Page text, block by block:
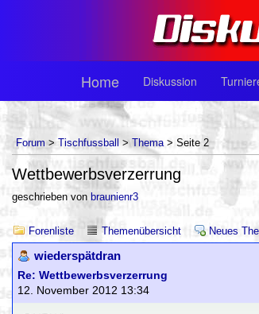
Home Diskussion
Forum > Tischfussball > Thema> Seite 2
Wettbewerbsverzerrung
geschrieben von braunienr3
Forenliste Themenübersicht Neues
wiederspätdran
Re: Wettbewerbsverzerrung
12. November 2012 13:34